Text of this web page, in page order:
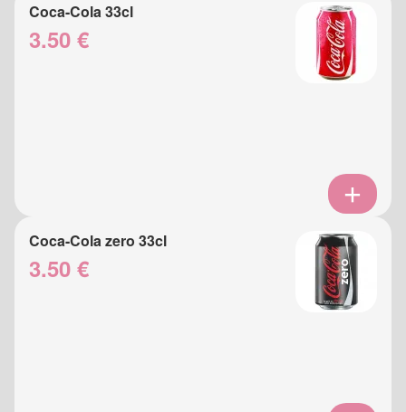
Coca-Cola 33cl
3.50 €
Coca-Cola zero 33cl
3.50 €